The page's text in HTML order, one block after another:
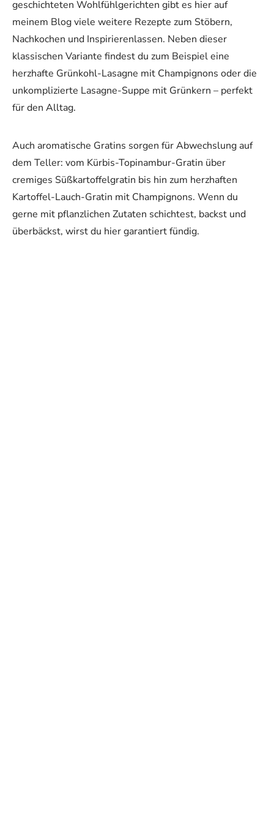
geschichteten Wohlfühlgerichten gibt es hier auf
meinem Blog viele weitere Rezepte zum Stöbern,
Nachkochen und Inspirierenlassen. Neben dieser
klassischen Variante findest du zum Beispiel eine
herzhafte Grünkohl-Lasagne mit Champignons oder die
unkomplizierte Lasagne-Suppe mit Grünkern – perfekt
für den Alltag.
Auch aromatische Gratins sorgen für Abwechslung auf
dem Teller: vom Kürbis-Topinambur-Gratin über
cremiges Süßkartoffelgratin bis hin zum herzhaften
Kartoffel-Lauch-Gratin mit Champignons. Wenn du
gerne mit pflanzlichen Zutaten schichtest, backst und
überbäckst, wirst du hier garantiert fündig.